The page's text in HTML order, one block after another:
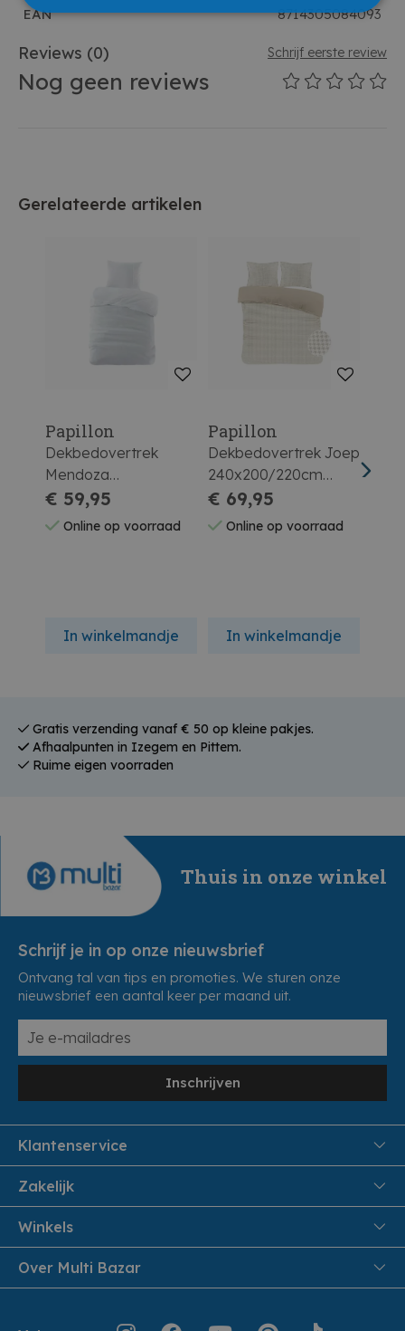
EAN
8714305084093
Reviews (0) Schrijf eerste review
Nog geen reviews
Gerelateerde artikelen
Papillon
Dekbedovertrek
Mendoza
140x200/220cm Wit
€ 59,95
Online op voorraad
In winkelmandje
Papillon
Dekbedovertrek Joep
240x200/220cm
Zand
€ 69,95
Online op voorraad
In winkelmandje
Gratis verzending vanaf € 50 op kleine pakjes.
Afhaalpunten in Izegem en Pittem.
Ruime eigen voorraden
Thuis in onze winkel
Schrijf je in op onze nieuwsbrief
Ontvang tal van tips en promoties. We sturen onze
nieuwsbrief een aantal keer per maand uit.
Inschrijven
Klantenservice
FAQ
Veiligheid en Privacy
Leveren aan huis
Zakelijk
Samenwoonactie
B2B
Winkels
Pittem
Izegem
Over Multi Bazar
Over Multi Bazar